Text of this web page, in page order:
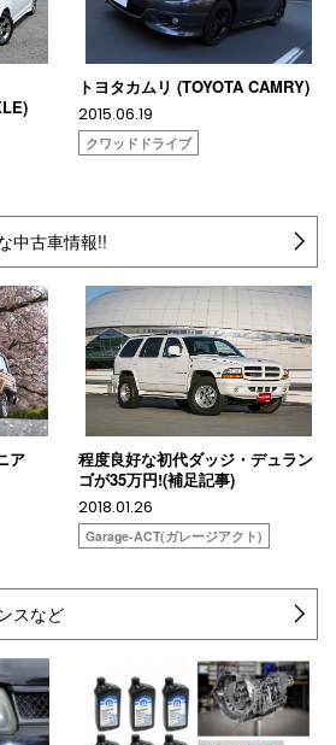
トヨタカムリ (TOYOTA CAMRY)
2015.06.19
クワッドドライブ
中古車情報!!
ア
程度良好な初代ダッジ・デュラン
ゴが35万円!(補足記事)
2018.01.26
Garage-ACT(ガレージアクト)
スなど